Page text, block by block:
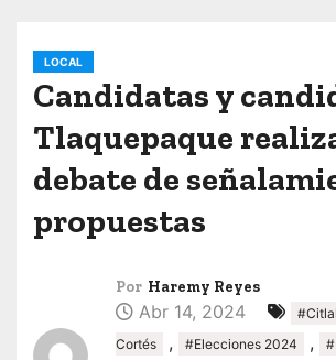
LOCAL
Candidatas y
Tlaquepaque
debate de
propuestas
Por Haremy Reyes
Abr 14, 2024
Cortés
, #Elecciones 2024 ,